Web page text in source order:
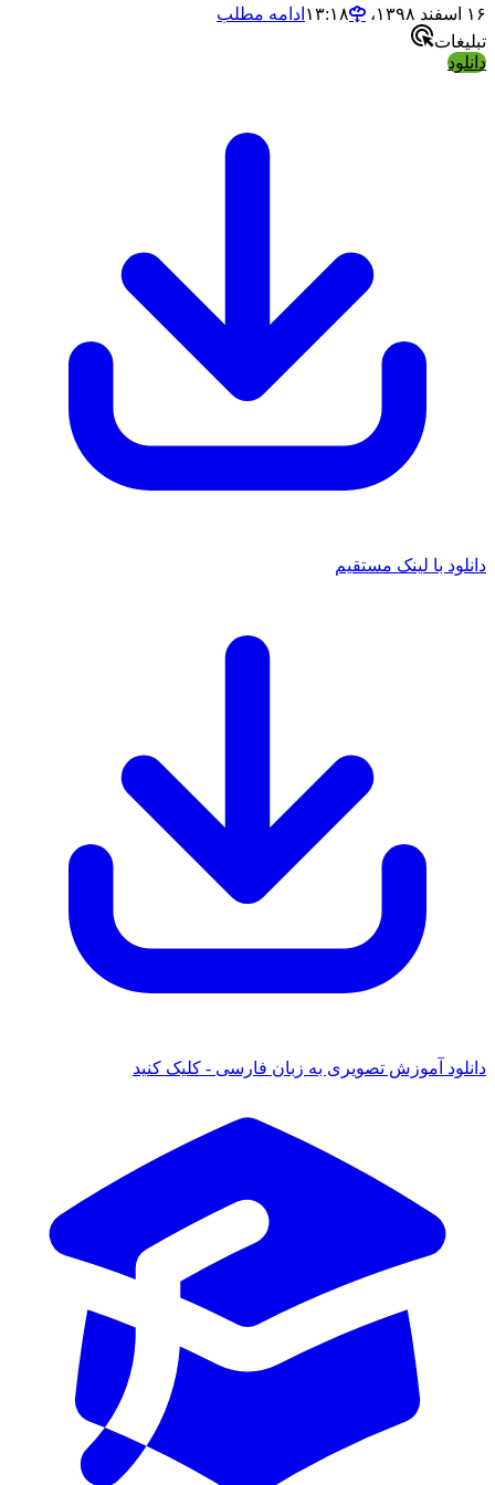
ادامه مطلب
با لینک مستقیم
آموزش تصویری به زبان فارسی - کلیک کنید